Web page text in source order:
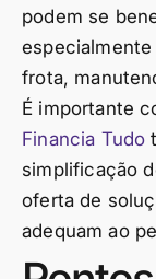
podem se
frota,
É importante
Financia Tudo
simplificação
oferta de
adequam ao